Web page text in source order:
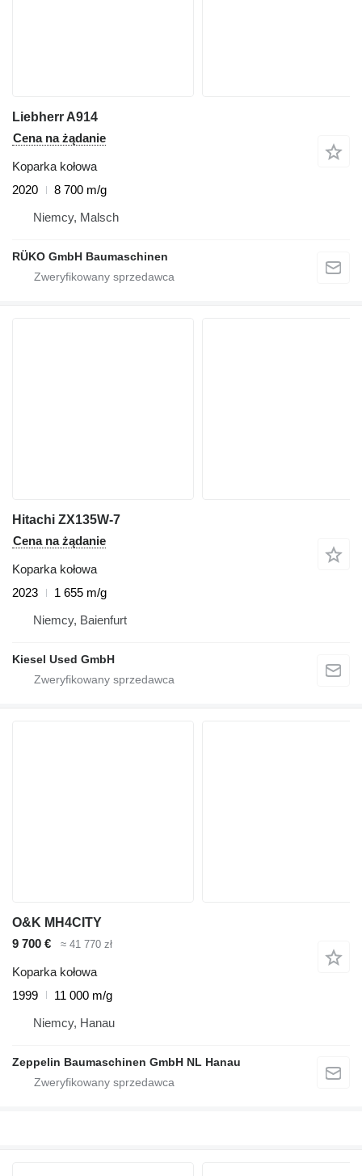
Liebherr A914
Cena na żądanie
Koparka kołowa
2020
8 700 m/g
Niemcy, Malsch
RÜKO GmbH Baumaschinen
Hitachi ZX135W-7
Cena na żądanie
Koparka kołowa
2023
1 655 m/g
Niemcy, Baienfurt
Kiesel Used GmbH
O&K MH4CITY
9 700 €
≈ 41 770 zł
Koparka kołowa
1999
11 000 m/g
Niemcy, Hanau
Zeppelin Baumaschinen GmbH NL Hanau